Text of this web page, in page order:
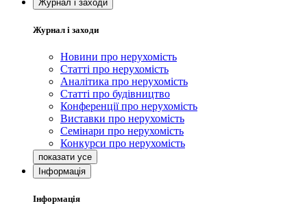
Журнал і заходи
Журнал і заходи
Новини про нерухомість
Статті про нерухомість
Аналітика про нерухомість
Статті про будівництво
Конференції про нерухомість
Виставки про нерухомість
Семінари про нерухомість
Конкурси про нерухомість
Інформація
Інформація